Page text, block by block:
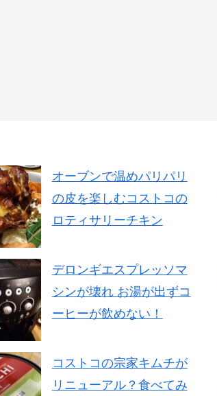
オーブンで温めパリパリ
の皮を楽しむコストコの
ロティサリーチキン
デロンギエスプレッソマ
シンが壊れ お湯が出ずコ
ーヒーが飲めない！
コストコの宗家キムチが
リニューアル？食べてみ